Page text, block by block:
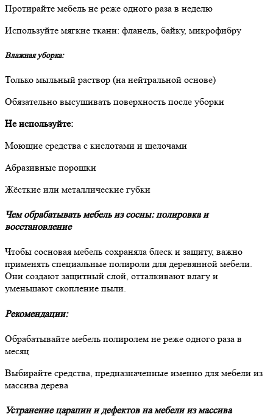
Протирайте мебель не реже одного раза в неделю
Используйте мягкие ткани: фланель, байку, микрофибру
Влажная уборка:
Только мыльный раствор (на нейтральной основе)
Обязательно высушивать поверхность после уборки
Не используйте:
Моющие средства с кислотами и щелочами
Абразивные порошки
Жёсткие или металлические губки
Чем обрабатывать мебель из сосны: полировка и
восстановление
Чтобы сосновая мебель сохраняла блеск и защиту, важно
применять специальные полироли для деревянной мебели.
Они создают защитный слой, отталкивают влагу и
уменьшают скопление пыли.
Рекомендации:
Обрабатывайте мебель полиролем не реже одного раза в
месяц
Выбирайте средства, предназначенные именно для мебели из
массива дерева
Устранение царапин и дефектов на мебели из массива